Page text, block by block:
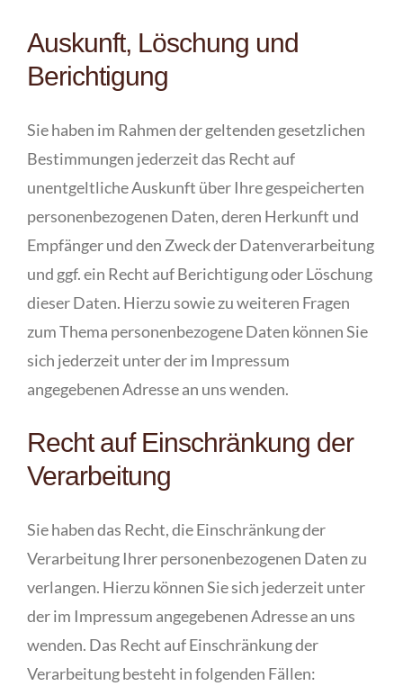
Auskunft, Löschung und
Berichtigung
Sie haben im Rahmen der geltenden gesetzlichen
Bestimmungen jederzeit das Recht auf
unentgeltliche Auskunft über Ihre gespeicherten
personenbezogenen Daten, deren Herkunft und
Empfänger und den Zweck der Datenverarbeitung
und ggf. ein Recht auf Berichtigung oder Löschung
dieser Daten. Hierzu sowie zu weiteren Fragen
zum Thema personenbezogene Daten können Sie
sich jederzeit unter der im Impressum
angegebenen Adresse an uns wenden.
Recht auf Einschränkung der
Verarbeitung
Sie haben das Recht, die Einschränkung der
Verarbeitung Ihrer personenbezogenen Daten zu
verlangen. Hierzu können Sie sich jederzeit unter
der im Impressum angegebenen Adresse an uns
wenden. Das Recht auf Einschränkung der
Verarbeitung besteht in folgenden Fällen: